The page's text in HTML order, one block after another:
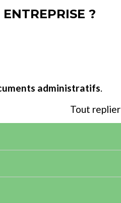
?
administratifs.
Tout replier